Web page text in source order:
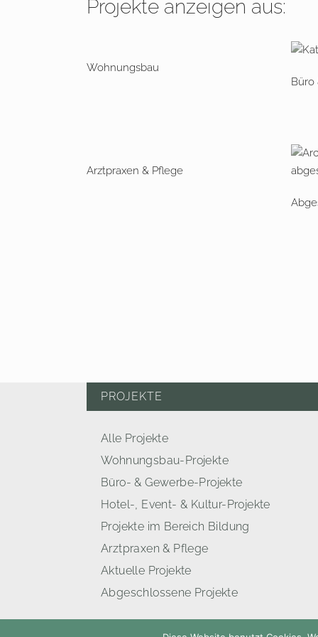
Projekte anzeigen aus:
Wohnungsbau
Büro
Arztpraxen & Pflege
PROJEKTE
Alle Projekte
Wohnungsbau-Projekte
Büro- & Gewerbe-Projekte
Hotel-, Event- & Kultur-Projekte
Projekte im Bereich Bildung
Arztpraxen & Pflege
Aktuelle Projekte
Abgeschlossene Projekte